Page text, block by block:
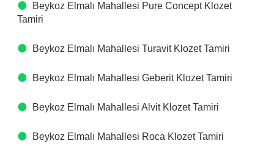
Beykoz Elmalı Mahallesi Pure Concept Klozet
Tamiri
Beykoz Elmalı Mahallesi Turavit Klozet Tamiri
Beykoz Elmalı Mahallesi Geberit Klozet Tamiri
Beykoz Elmalı Mahallesi Alvit Klozet Tamiri
Beykoz Elmalı Mahallesi Roca Klozet Tamiri